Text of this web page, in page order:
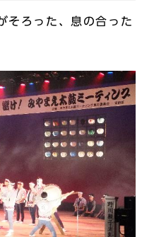
そろった、息の合った